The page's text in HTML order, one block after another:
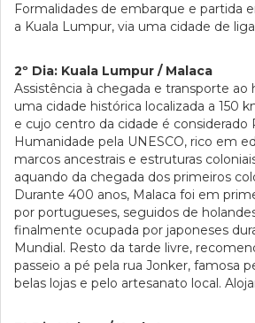
Formalidades de embarque e partida
a Kuala Lumpur, via uma cidade de
2º Dia: Kuala Lumpur / Malaca
Assistência à chegada e transporte ao
uma cidade histórica localizada a 150
e cujo centro da cidade é considerado
Humanidade pela UNESCO, rico em
marcos ancestrais e estruturas
aquando da chegada dos primeiros
Durante 400 anos, Malaca foi em
por portugueses, seguidos de
finalmente ocupada por japoneses
Mundial. Resto da tarde livre,
passeio a pé pela rua Jonker, famosa
belas lojas e pelo artesanato local.